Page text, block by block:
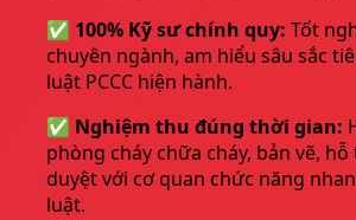
✅ 100% Kỹ sư chính quy: Tốt
chuyên ngành, am hiểu sâu sắc
luật PCCC hiện hành.
✅ Nghiệm thu đúng thời gian:
phòng cháy chữa cháy, bản vẽ,
duyệt với cơ quan chức năng
luật.